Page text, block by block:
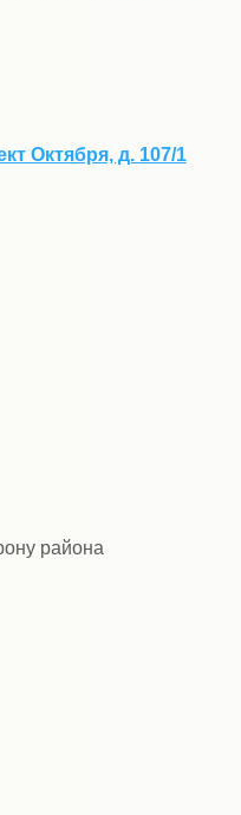
Октября, д. 107/1
района